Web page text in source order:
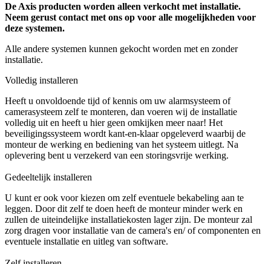
De Axis producten worden alleen verkocht met installatie.
Neem gerust contact met ons op voor alle mogelijkheden voor
deze systemen.
Alle andere systemen kunnen gekocht worden met en zonder
installatie.
Volledig installeren
Heeft u onvoldoende tijd of kennis om uw alarmsysteem of
camerasysteem zelf te monteren, dan voeren wij de installatie
volledig uit en heeft u hier geen omkijken meer naar! Het
beveiligingssysteem wordt kant-en-klaar opgeleverd waarbij de
monteur de werking en bediening van het systeem uitlegt. Na
oplevering bent u verzekerd van een storingsvrije werking.
Gedeeltelijk installeren
U kunt er ook voor kiezen om zelf eventuele bekabeling aan te
leggen. Door dit zelf te doen heeft de monteur minder werk en
zullen de uiteindelijke installatiekosten lager zijn. De monteur zal
zorg dragen voor installatie van de camera's en/ of componenten en
eventuele installatie en uitleg van software.